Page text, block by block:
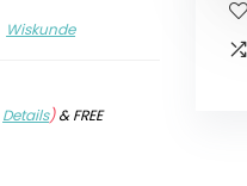
Wiskunde
Details)&FREE